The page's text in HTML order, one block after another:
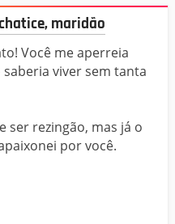
maridão
Você me aperreia
viver sem tanta
ser rezingão, mas já o
por você.